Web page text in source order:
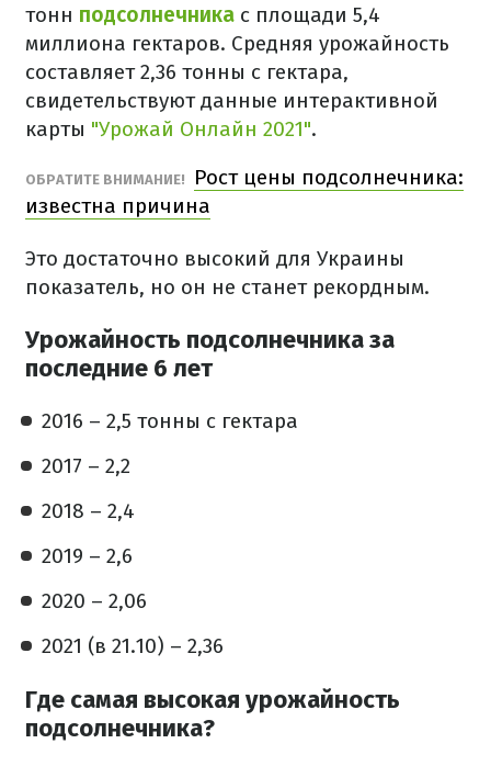
тонн подсолнечника с площади 5,4
миллиона гектаров. Средняя урожайность
составляет 2,36 тонны с гектара,
свидетельствуют данные интерактивной
карты "Урожай Онлайн 2021".
ОБРАТИТЕ ВНИМАНИЕ!
Рост цены подсолнечника:
известна причина
Это достаточно высокий для Украины
показатель, но он не станет рекордным.
Урожайность подсолнечника за
последние 6 лет
2016 – 2,5 тонны с гектара
2017 – 2,2
2018 – 2,4
2019 – 2,6
2020 – 2,06
2021 (в 21.10) – 2,36
Где самая высокая урожайность
подсолнечника?